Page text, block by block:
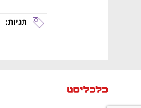
תגיות: